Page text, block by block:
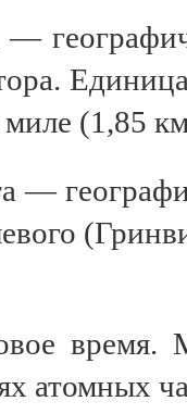
(1,85
—
время.
атомных